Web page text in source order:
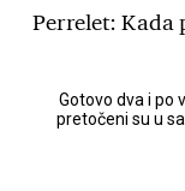
Perrelet: Kada
Gotovo dva i po
pretočeni su u